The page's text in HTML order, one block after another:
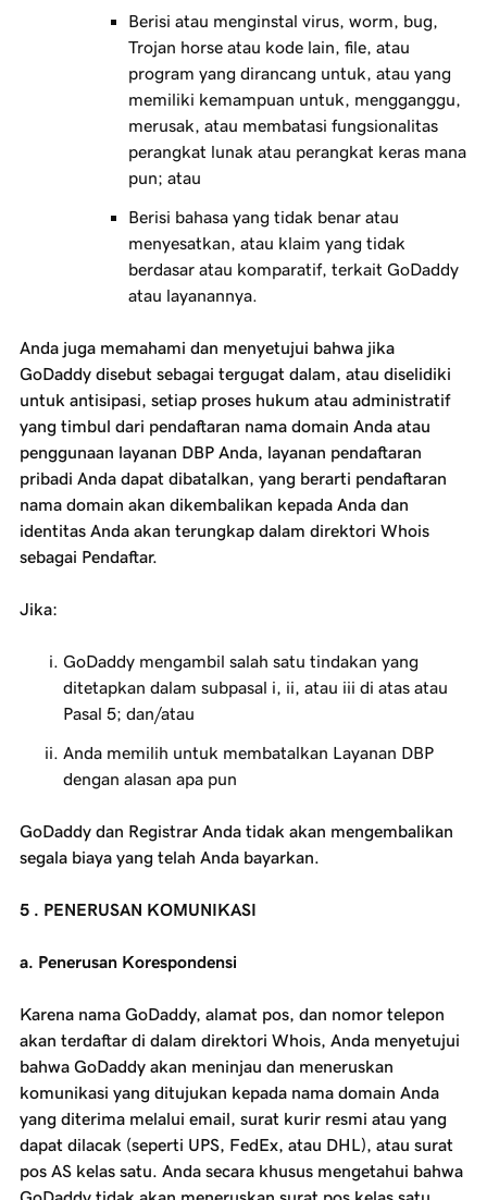
Berisi atau menginstal virus, worm, bug,
Trojan horse atau kode lain, file, atau
program yang dirancang untuk, atau yang
memiliki kemampuan untuk, mengganggu,
merusak, atau membatasi fungsionalitas
perangkat lunak atau perangkat keras mana
pun; atau
Berisi bahasa yang tidak benar atau
menyesatkan, atau klaim yang tidak
berdasar atau komparatif, terkait GoDaddy
atau layanannya.
Anda juga memahami dan menyetujui bahwa jika
GoDaddy disebut sebagai tergugat dalam, atau diselidiki
untuk antisipasi, setiap proses hukum atau administratif
yang timbul dari pendaftaran nama domain Anda atau
penggunaan layanan DBP Anda, layanan pendaftaran
pribadi Anda dapat dibatalkan, yang berarti pendaftaran
nama domain akan dikembalikan kepada Anda dan
identitas Anda akan terungkap dalam direktori Whois
sebagai Pendaftar.
Jika:
GoDaddy mengambil salah satu tindakan yang
ditetapkan dalam subpasal i, ii, atau iii di atas atau
Pasal 5; dan/atau
Anda memilih untuk membatalkan Layanan DBP
dengan alasan apa pun
GoDaddy dan Registrar Anda tidak akan mengembalikan
segala biaya yang telah Anda bayarkan.
5 . PENERUSAN KOMUNIKASI
a. Penerusan Korespondensi
Karena nama GoDaddy, alamat pos, dan nomor telepon
akan terdaftar di dalam direktori Whois, Anda menyetujui
bahwa GoDaddy akan meninjau dan meneruskan
komunikasi yang ditujukan kepada nama domain Anda
yang diterima melalui email, surat kurir resmi atau yang
dapat dilacak (seperti UPS, FedEx, atau DHL), atau surat
pos AS kelas satu. Anda secara khusus mengetahui bahwa